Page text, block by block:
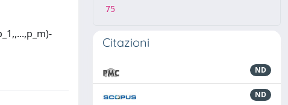
75
Citazioni
ND
ND